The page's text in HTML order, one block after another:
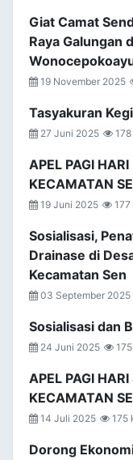
Giat Camat
Raya Galungan
19 November 2025
Tasyakuran
27 Juni 2025
APEL PAGI
KECAMATAN
19 Juni 2025 177
Sosialisasi,
Drainase di
Kecamatan Sen
03 September 2025
Sosialisasi dan
24 Juni 2025
APEL PAGI
KECAMATAN
14 Juli 2025 175
Dorong